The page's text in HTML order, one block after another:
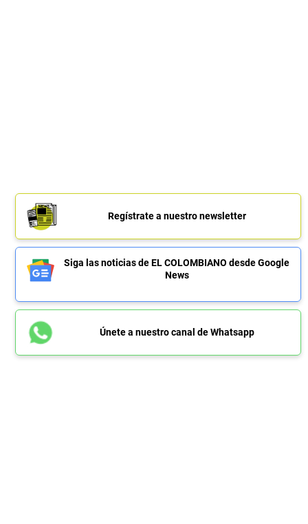
Regístrate a nuestro newsletter
Siga las noticias de EL COLOMBIANO desde Google
News
Únete a nuestro canal de Whatsapp